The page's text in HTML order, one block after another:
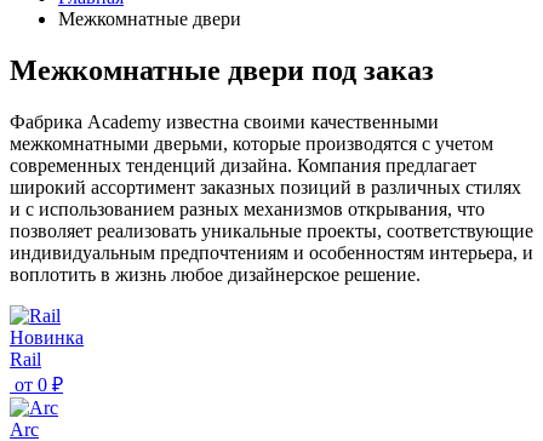
Межкомнатные двери
Межкомнатные двери под заказ
Фабрика Academy известна своими качественными
межкомнатными дверьми, которые производятся с учетом
современных тенденций дизайна. Компания предлагает
широкий ассортимент заказных позиций в различных стилях
и с использованием разных механизмов открывания, что
позволяет реализовать уникальные проекты, соответствующие
индивидуальным предпочтениям и особенностям интерьера, и
воплотить в жизнь любое дизайнерское решение.
Новинка
Rail
от 0 ₽
Arc